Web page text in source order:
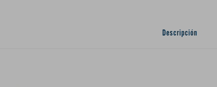
Descripción